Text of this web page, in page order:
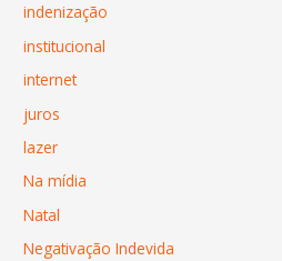
indenização
institucional
internet
juros
lazer
Na mídia
Natal
Negativação Indevida